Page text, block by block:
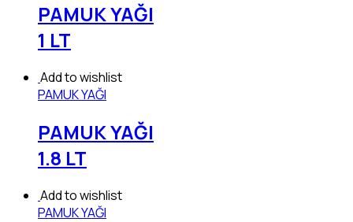
PAMUK YAĞI
1 LT
Add to wishlist
PAMUK YAĞI
PAMUK YAĞI
1.8 LT
Add to wishlist
PAMUK YAĞI